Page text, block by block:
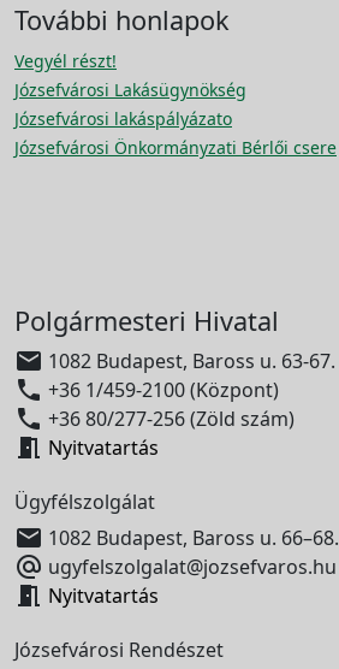
További honlapok
Vegyél részt!
Józsefvárosi Lakásügynökség
Józsefvárosi lakáspályázato
Józsefvárosi Önkormányzati Bérlői csere
Polgármesteri Hivatal
 1082 Budapest, Baross u. 63-67.
 +36 1/459-2100 (Központ)
 +36 80/277-256 (Zöld szám)
 Nyitvatartás
Ügyfélszolgálat
 1082 Budapest, Baross u. 66–68.
 ugyfelszolgalat@jozsefvaros.hu
 Nyitvatartás
Józsefvárosi Rendészet